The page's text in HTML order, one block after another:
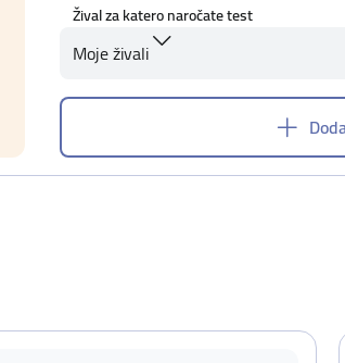
Žival za katero naročate test
Moje živali